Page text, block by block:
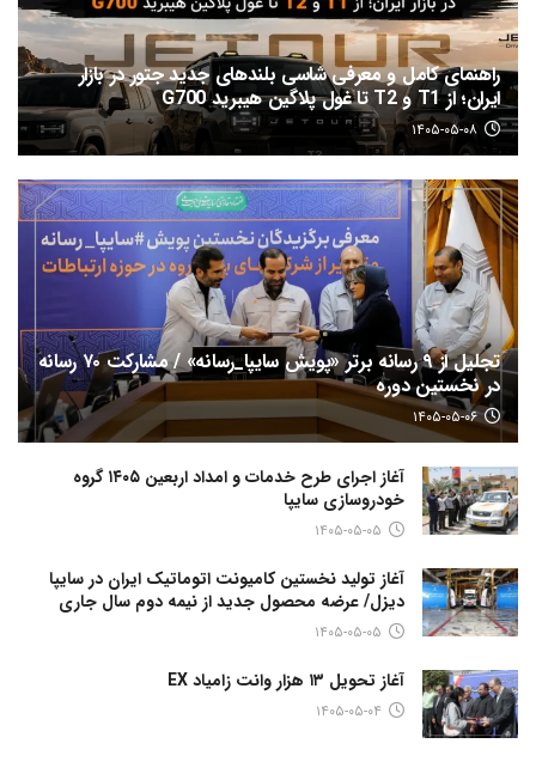
راهنمای کامل و معرفی شاسی بلندهای جدید جتور در بازار
ایران؛ از T1 و T2 تا غول پلاگین هیبرید G700
تجلیل از ۹ رسانه برتر «پویش سایپا_رسانه» / مشارکت ۷۰ رسانه
در نخستین دوره
۱۴۰۵-۰۵-۰۶
آغاز اجرای طرح خدمات و امداد اربعین ۱۴۰۵ گروه
خودروسازی سایپا
آغاز تولید نخستین کامیونت اتوماتیک ایران در سایپا
دیزل/ عرضه محصول جدید از نیمه دوم سال جاری
آغاز تحویل ۱۳ هزار وانت زامیاد EX